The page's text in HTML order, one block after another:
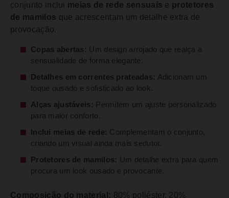
conjunto inclui meias de rede sensuais e protetores
de mamilos que acrescentam um detalhe extra de
provocação.
Copas abertas:
Um design arrojado que realça a
sensualidade de forma elegante.
Detalhes em correntes prateadas: Adicionam um
toque ousado e sofisticado ao look.
Alças ajustáveis: Permitem um ajuste personalizado
para maior conforto.
Inclui meias de rede: Complementam o conjunto,
criando um visual ainda mais sedutor.
Protetores de mamilos:
Um detalhe extra para quem
procura um look ousado e provocante.
Composição do material: 80% poliéster, 20%